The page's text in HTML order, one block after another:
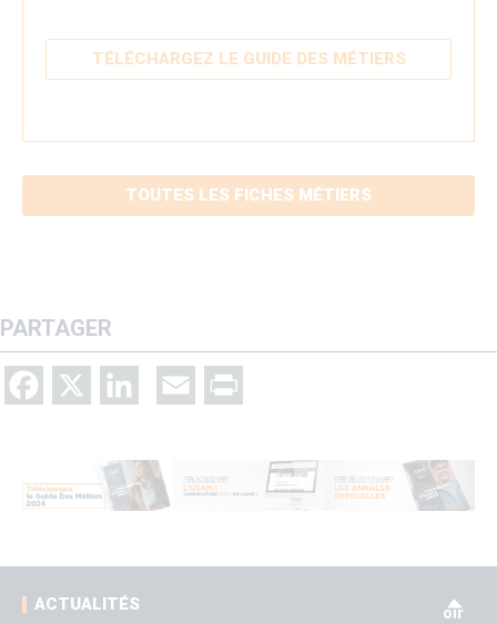
TÉLÉCHARGEZ LE GUIDE DES MÉTIERS
TOUTES LES FICHES MÉTIERS
PARTAGER
Facebook LinkedIn Email
ACTUALITÉS
oir